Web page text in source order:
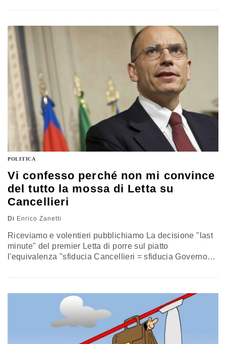
amministrazioni, Agenzia delle entrate compresa, dalle
nuove normative anti-corruzione. Secondo Befera, il
rischio…
POLITICA
Vi confesso perché non mi convince
del tutto la mossa di Letta su
Cancellieri
Di Enrico Zanetti
Riceviamo e volentieri pubblichiamo La decisione "last
minute" del premier Letta di porre sul piatto
l'equivalenza "sfiducia Cancellieri = sfiducia Governo"
una vicenda tanto inopportuna quanto però specifica e
avulsa dall'azione di governo. Proprio per questo,…